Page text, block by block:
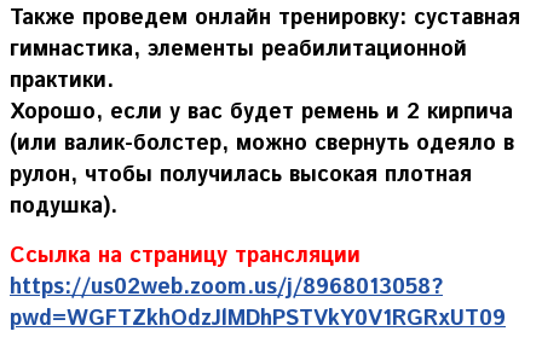
Также проведем онлайн тренировку: суставная
гимнастика, элементы реабилитационной
практики.
Хорошо, если у вас будет ремень и 2 кирпича
(или валик-болстер, можно свернуть одеяло в
рулон, чтобы получилась высокая плотная
подушка).
Ссылка на страницу трансляции
https://us02web.zoom.us/j/8968013058?
pwd=WGFTZkhOdzJlMDhPSTVkY0V1RGRxUT09